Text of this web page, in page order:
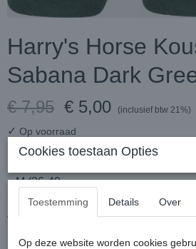
Harry's Horse
Sabana Dark
€ 7,95 € 5,00 (inclusief btw 21%)
✓ Op voorraad
Maat
Aantal
Cookies toestaan Opties
Toestemming Details Over
Op deze website worden cookies